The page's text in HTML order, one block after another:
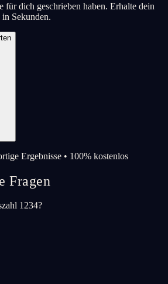
für dich geschrieben haben. Erhalte dein
in Sekunden.
Ergebnisse • 100% kostenlos
Fragen
1234?